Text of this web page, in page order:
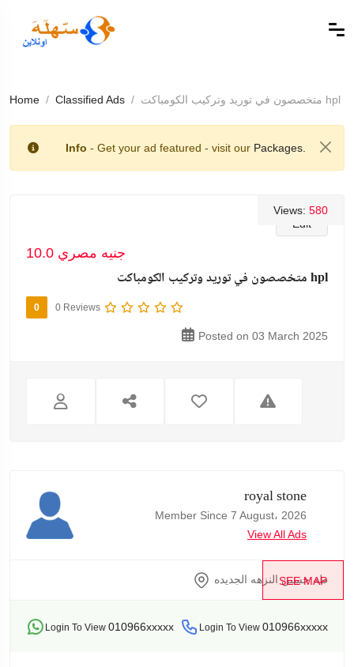
Home Classified Ads متخصصون في توريد وتركيب الكومباكت hpl
Info - Get your ad featured - visit our Packages.
Edit
Views: 580
10.0 جنيه مصري
متخصصون في توريد وتركيب الكومباكت hpl
0 0 Reviews
Posted on 03 March 2025
royal stone
Member Since 7 August، 2026
View All Ads
SEE MAP
طه حسين النزهه الجديده
Login To View 010966xxxxx Login To View 010966xxxxx